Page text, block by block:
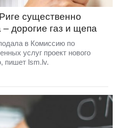
существенно
дорогие газ и щепа
в Комиссию по
услуг проект нового
пишет lsm.lv.